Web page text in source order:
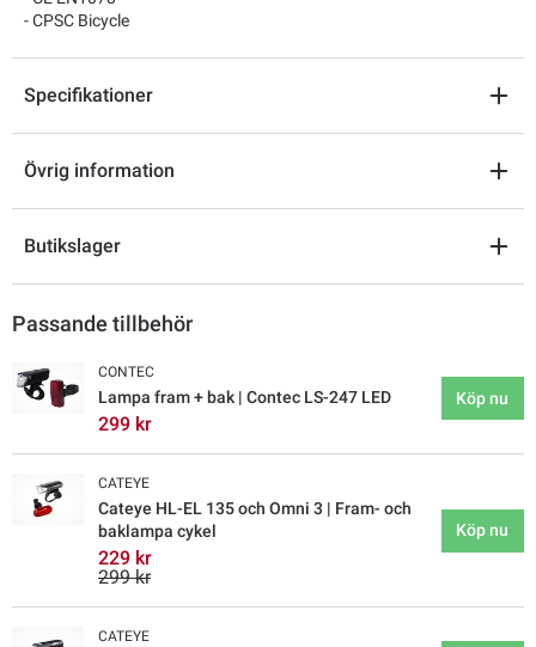
- CPSC Bicycle
Specifikationer
Övrig information
Butikslager
Passande tillbehör
CONTEC
Lampa fram + bak | Contec LS-247 LED
299 kr
Köp nu
CATEYE
Cateye HL-EL 135 och Omni 3 | Fram- och
baklampa cykel
229 kr
299 kr
Köp nu
CATEYE